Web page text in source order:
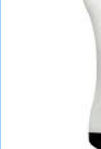
ШОЛОМИ,
БІГ, ФІТНЕС,
ВЕЛОСИПЕДИ
ТЕНІС,